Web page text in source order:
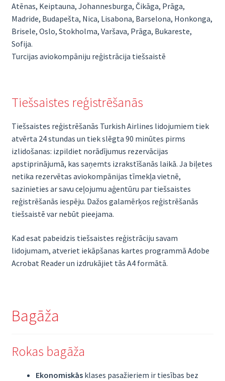
Atēnas, Keiptauna, Johannesburga, Čikāga, Prāga,
Madride, Budapešta, Nica, Lisabona, Barselona, ​​Honkonga,
Brisele, Oslo, Stokholma, Varšava, Prāga, Bukareste,
Sofija.
Turcijas aviokompāniju reģistrācija tiešsaistē
Tiešsaistes reģistrēšanās
Tiešsaistes reģistrēšanās Turkish Airlines lidojumiem tiek
atvērta 24 stundas un tiek slēgta 90 minūtes pirms
izlidošanas: izpildiet norādījumus rezervācijas
apstiprinājumā, kas saņemts izrakstīšanās laikā. Ja biļetes
netika rezervētas aviokompānijas tīmekļa vietnē,
sazinieties ar savu ceļojumu aģentūru par tiešsaistes
reģistrēšanās iespēju. Dažos galamērķos reģistrēšanās
tiešsaistē var nebūt pieejama.
Kad esat pabeidzis tiešsaistes reģistrāciju savam
lidojumam, atveriet iekāpšanas kartes programmā Adobe
Acrobat Reader un izdrukājiet tās A4 formātā.
Bagāža
Rokas bagāža
Ekonomiskāsklases pasažieriem ir tiesības bez